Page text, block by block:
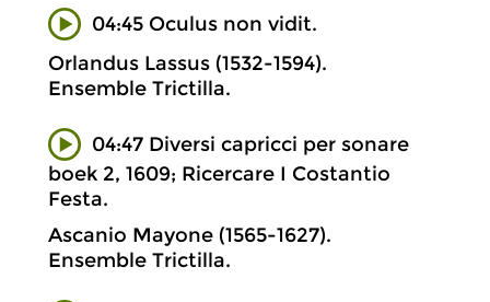
04:45 Oculus non vidit.
Orlandus Lassus (1532-1594).
Ensemble Trictilla.
04:47 Diversi capricci per sonare
boek 2, 1609; Ricercare I Costantio
Festa.
Ascanio Mayone (1565-1627).
Ensemble Trictilla.